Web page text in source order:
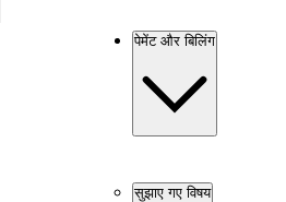
पेमेंट और बिलिंग
सुझाए गए विषय